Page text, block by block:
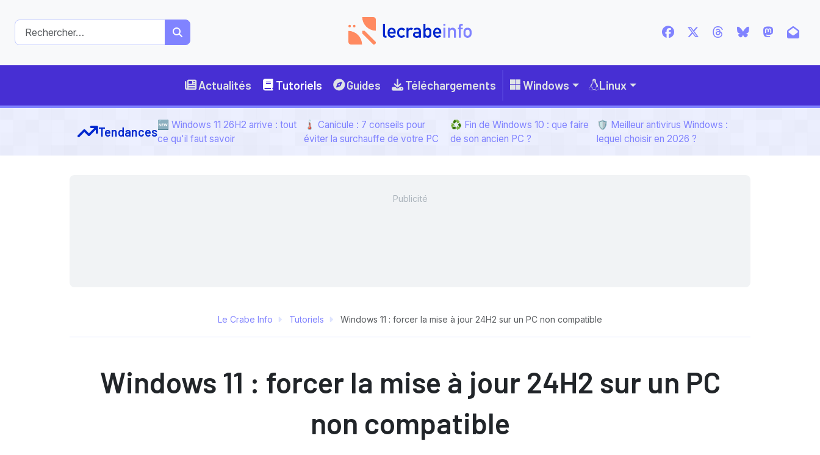
Actualités Tutoriels Guides Téléchargements Windows Linux
Tendances🆕 Windows 11 26H2 arrive : tout
ce qu'il faut savoir
🌡️ Canicule : 7 conseils pour
éviter la surchauffe de votre PC
♻️ Fin de Windows 10 : que faire
de son ancien PC ?
🛡️ Meilleur antivirus Windows :
lequel choisir en 2026 ?
Le Crabe Info Tutoriels Windows 11 : forcer la mise à jour 24H2 sur un PC non compatible
Windows 11 : forcer la mise à jour 24H2 sur un PC
non compatible